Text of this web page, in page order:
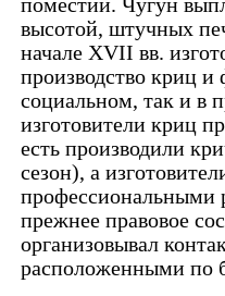
поместий. Чугун
высотой, штучных
начале XVII вв.
производство криц и
социальном, так и в
изготовители криц
есть производили
сезон), а
профессиональными
прежнее правовое
организовывал
расположенными по